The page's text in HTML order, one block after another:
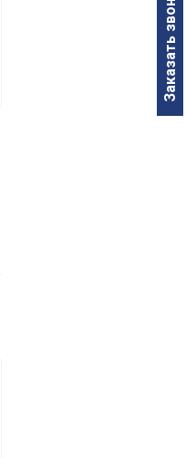
Заказать звонок